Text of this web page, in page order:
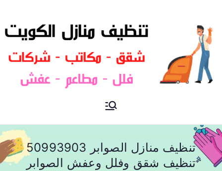
شركة تنظيف منازل و شقق في
تنظيف منازل الصوابر 50993903
تنظيف شقق وفلل وعفش الصوابر